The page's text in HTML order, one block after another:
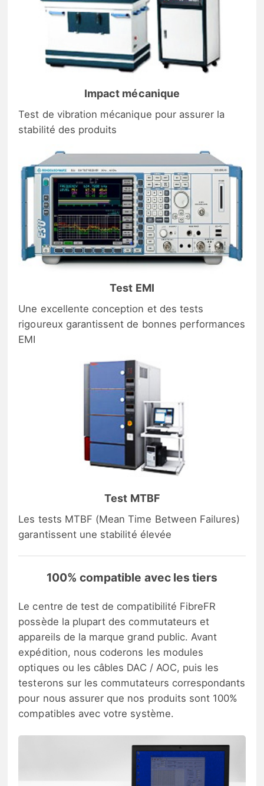
Impact mécanique
Test de vibration mécanique pour assurer la
stabilité des produits
Test EMI
Une excellente conception et des tests
rigoureux garantissent de bonnes performances
EMI
Test MTBF
Les tests MTBF (Mean Time Between Failures)
garantissent une stabilité élevée
100% compatible avec les tiers
Le centre de test de compatibilité FibreFR
possède la plupart des commutateurs et
appareils de la marque grand public. Avant
expédition, nous coderons les modules
optiques ou les câbles DAC / AOC, puis les
testerons sur les commutateurs correspondants
pour nous assurer que nos produits sont 100%
compatibles avec votre système.